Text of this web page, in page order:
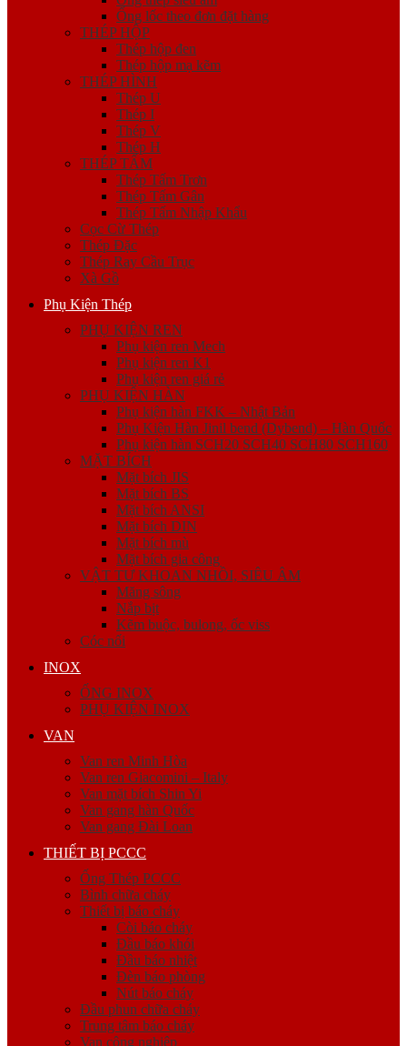
Ống lốc theo đơn đặt hàng
THÉP HỘP
Thép hộp đen
Thép hộp mạ kẽm
THÉP HÌNH
Thép U
Thép I
Thép V
Thép H
THÉP TẤM
Thép Tấm Trơn
Thép Tấm Gân
Thép Tấm Nhập Khẩu
Cọc Cừ Thép
Thép Đặc
Thép Ray Cầu Trục
Xà Gồ
Phụ Kiện Thép
PHỤ KIỆN REN
Phụ kiện ren Mech
Phụ kiện ren K1
Phụ kiện ren giá rẻ
PHỤ KIỆN HÀN
Phụ kiện hàn FKK – Nhật Bản
Phụ Kiện Hàn Jinil bend (Dybend) – Hàn Quốc
Phụ kiện hàn SCH20 SCH40 SCH80 SCH160
MẶT BÍCH
Mặt bích JIS
Mặt bích BS
Mặt bích ANSI
Mặt bích DIN
Mặt bích mù
Mặt bích gia công
VẬT TƯ KHOAN NHỒI, SIÊU ÂM
Măng sông
Nắp bịt
Kẽm buộc, bulong, ốc viss
Cóc nối
INOX
ỐNG INOX
PHỤ KIỆN INOX
VAN
Van ren Minh Hòa
Van ren Giacomini – Italy
Van mặt bích Shin Yi
Van gang hàn Quốc
Van gang Đài Loan
THIẾT BỊ PCCC
Ống Thép PCCC
Bình chữa cháy
Thiết bị báo cháy
Còi báo cháy
Đầu báo khói
Đầu báo nhiệt
Đèn báo phòng
Nút báo cháy
Đầu phun chữa cháy
Trung tâm báo cháy
Van công nghiệp